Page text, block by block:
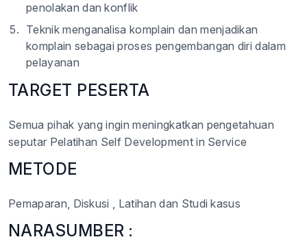
penolakan dan konflik
Teknik menganalisa komplain dan menjadikan
komplain sebagai proses pengembangan diri dalam
pelayanan
TARGET PESERTA
Semua pihak yang ingin meningkatkan pengetahuan
seputar Pelatihan Self Development in Service
METODE
Pemaparan, Diskusi , Latihan dan Studi kasus
NARASUMBER :